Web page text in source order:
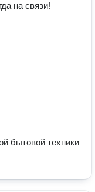
на связи!
бытовой техники